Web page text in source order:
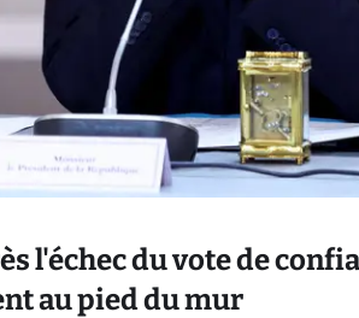
l'échec du vote de
au pied du mur